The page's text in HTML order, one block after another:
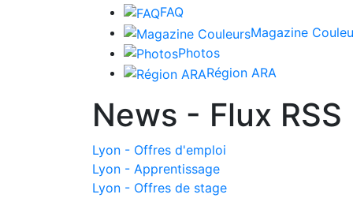
FAQ
Magazine
Photos
Région ARA
News - Flux RSS
Lyon - Offres d'emploi
Lyon - Apprentissage
Lyon - Offres de stage